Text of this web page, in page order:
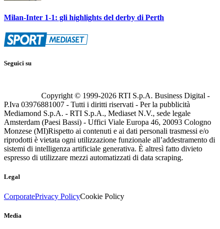
Milan-Inter 1-1: gli highlights del derby di Perth
Seguici su
Copyright © 1999-2026 RTI S.p.A. Business Digital -
P.Iva 03976881007 - Tutti i diritti riservati - Per la pubblicità
Mediamond S.p.A. - RTI S.p.A., Mediaset N.V., sede legale
Amsterdam (Paesi Bassi) - Uffici Viale Europa 46, 20093 Cologno
Monzese (MI)Rispetto ai contenuti e ai dati personali trasmessi e/o
riprodotti è vietata ogni utilizzazione funzionale all’addestramento di
sistemi di intelligenza artificiale generativa. È altresì fatto divieto
espresso di utilizzare mezzi automatizzati di data scraping.
Legal
CorporatePrivacy PolicyCookie Policy
Media